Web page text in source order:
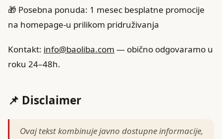
🎁 Posebna ponuda: 1 mesec besplatne promocije
na homepage‑u prilikom pridruživanja
Kontakt: info@baoliba.com — obično odgovaramo u
roku 24–48h.
📌 Disclaimer
Ovaj tekst kombinuje javno dostupne informacije,